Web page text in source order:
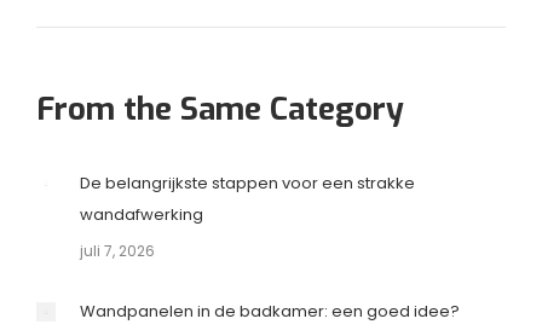
From the Same Category
De belangrijkste stappen voor een strakke
wandafwerking
juli 7, 2026
Wandpanelen in de badkamer: een goed idee?